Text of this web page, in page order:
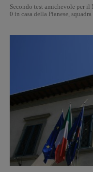
Secondo test amichevole per
0 in casa della Pianese, squadra